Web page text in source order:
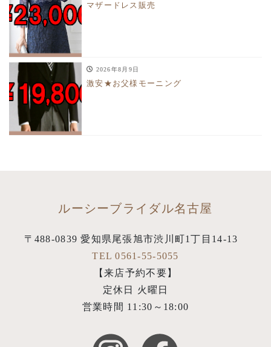
マザードレス販売
2026年8月9日
激安★お父様モーニング
ルーシーブライダル名古屋
〒488-0839 愛知県尾張旭市渋川町1丁目14-13
TEL 0561-55-5055
【来店予約不要】
定休日 火曜日
営業時間 11:30～18:00